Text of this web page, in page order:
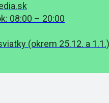
08:00 – 20:00
(okrem 25.12. a